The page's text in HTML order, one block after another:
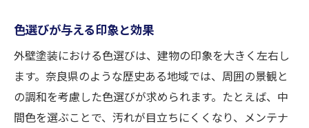
色選びが与える印象と効果
外壁塗装における色選びは、建物の印象を大きく左右し
ます。奈良県のような歴史ある地域では、周囲の景観と
の調和を考慮した色選びが求められます。たとえば、中
間色を選ぶことで、汚れが目立ちにくくなり、メンテナ